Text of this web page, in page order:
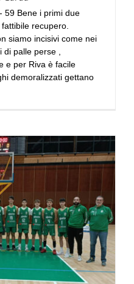
59 Bene i primi due
recupero.
siamo incisivi come nei
di palle perse ,
e per Riva è facile
demoralizzati gettano